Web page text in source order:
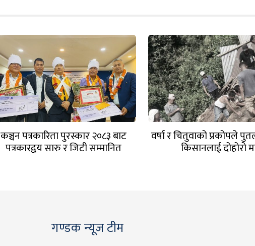
कञ्चन पत्रकारिता पुरस्कार २०८३ बाट
पत्रकारद्वय सारु र जिटी सम्मानित
वर्षा र चितुवाको प्रकोपले
किसानलाई दोहोरो
गण्डक न्यूज टीम